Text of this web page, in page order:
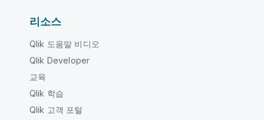
리소스
Qlik 도움말 비디오
Qlik Developer
교육
Qlik 학습
Qlik 고객 포털